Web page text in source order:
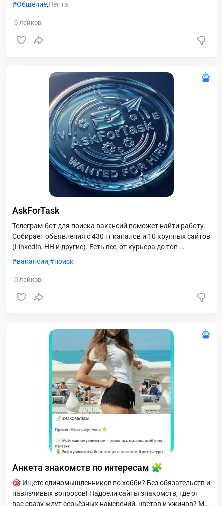
Общение,Лента
0 лайков
AskForTask
Телеграм-бот для поиска вакансий поможет найти работу.
Собирает объявления с 430 тг каналов и 10 крупных сайтов
(LinkedIn, HH и другие). Есть все, от курьера до топ-
менеджера. Поиск по РФ и миру на русском и английском
Присылает свежие вакансии как только они публикуются.
вакансии, поиск
0 лайков
Анкета знакомств по интересам 🧩
🎯 Ищете единомышленников по хобби? Без обязательств и
навязчивых вопросов! Надоели сайты знакомств, где от
вас сразу ждут серьёзных намерений, цветов и ужинов? Мы